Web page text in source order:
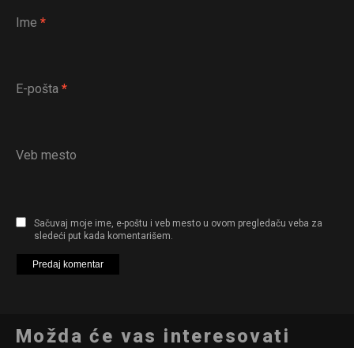
Ime *
E-pošta *
Veb mesto
Sačuvaj moje ime, e-poštu i veb mesto u ovom pregledaču veba za
sledeći put kada komentarišem.
Možda će vas interesovati